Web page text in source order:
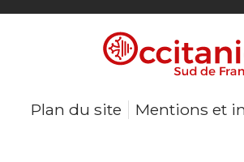
Plan du site Mentions et